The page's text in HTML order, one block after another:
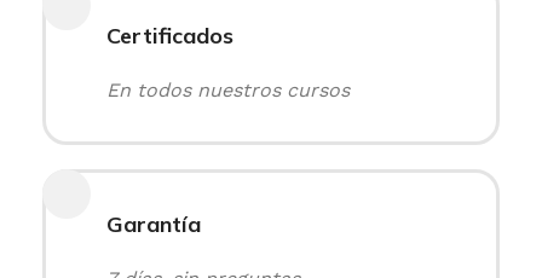
Certificados
En todos nuestros cursos
Garantía